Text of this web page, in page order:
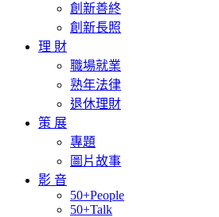
創新善終
創新長照
理 財
職場就業
熟年法律
退休理財
策 展
專題
圖片故事
影 音
50+People
50+Talk